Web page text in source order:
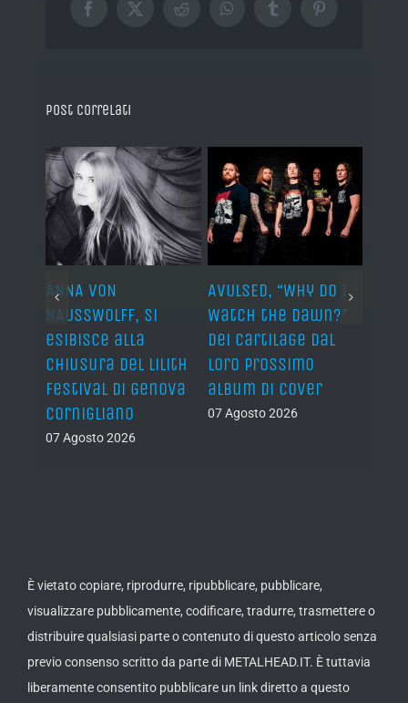
Facebook
X RedditWhatsAppTumblrPinterest
Post correlati
ANNA VON
HAUSSWOLFF, si
esibisce alla
chiusura del Lilith
Festival di Genova
Cornigliano
07 Agosto 2026
AVULSED, “Why Do I
Watch the Dawn?”
dei Cartilage dal
loro prossimo
album di cover
07 Agosto 2026
È vietato copiare, riprodurre, ripubblicare, pubblicare,
visualizzare pubblicamente, codificare, tradurre, trasmettere o
distribuire qualsiasi parte o contenuto di questo articolo senza
previo consenso scritto da parte di METALHEAD.IT. È tuttavia
liberamente consentito pubblicare un link diretto a questo